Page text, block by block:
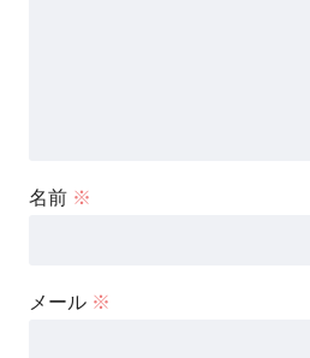
名前 ※
メール ※